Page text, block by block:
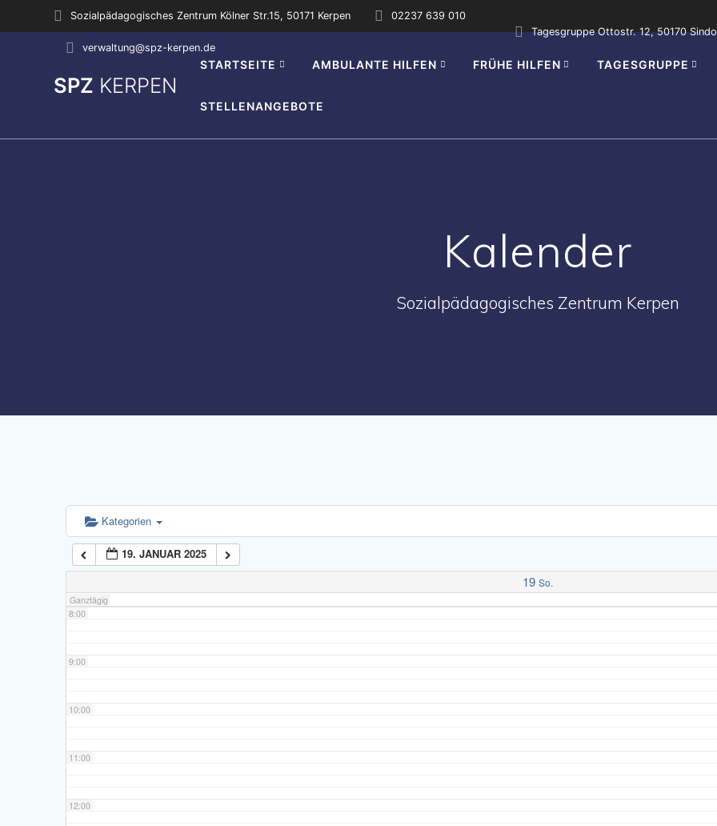
Inhalt
Sozialpädagogisches Zentrum Kölner Str.15, 50171 Kerpen 02237 639 010
verwaltung@spz-kerpen.de
Tagesgruppe Ottostr. 12, 50170
SPZ KERPEN
STARTSEITE AMBULANTE HILFEN FRÜHE HILFEN TAGESGRUPPE
STELLENANGEBOTE
Kalender
Sozialpädagogisches Zentrum Kerpen
Kategorien
19. JANUAR 2025
19 So.
Ganztägig
6:00
7:00
8:00
9:00
10:00
11:00
12:00